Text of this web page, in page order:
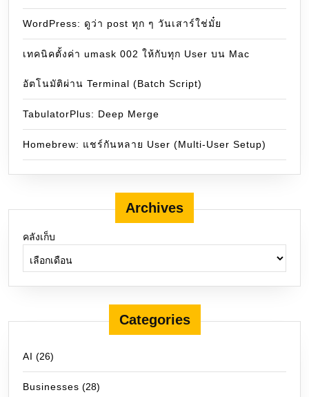
WordPress: ดูว่า post ทุก ๆ วันเสาร์ใช่มั๋ย
เทคนิคตั้งค่า umask 002 ให้กับทุก User บน Mac
อัตโนมัติผ่าน Terminal (Batch Script)
TabulatorPlus: Deep Merge
Homebrew: แชร์กันหลาย User (Multi-User Setup)
Archives
คลังเก็บ
Categories
AI (26)
Businesses (28)